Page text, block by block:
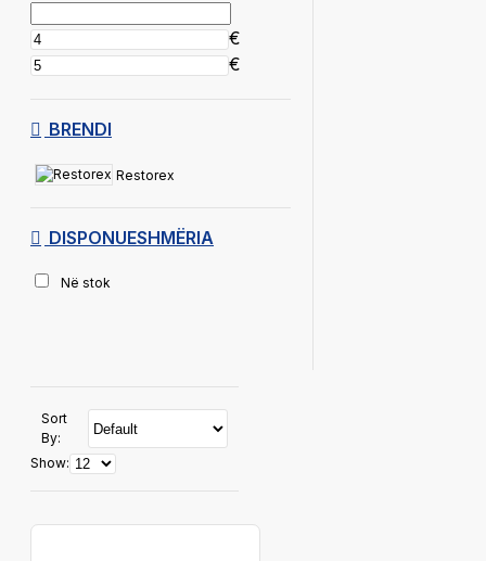
€
€
BRENDI
Restorex
DISPONUESHMËRIA
Në stok
Sort
By:
Show: